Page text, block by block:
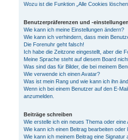
Wozu ist die Funktion „Alle Cookies
Benutzerpräferenzen und -einstellungen
Wie kann ich meine Einstellungen ändern?
Wie kann ich verhindern, dass mein
Die Forenuhr geht falsch!
Ich habe die Zeitzone eingestellt, aber die
Meine Sprache steht auf diesem Board
Was sind das für Bilder, die bei meinem
Wie verwende ich einen Avatar?
Was ist mein Rang und wie kann ich ihn
Wenn ich bei einem Benutzer auf den E-
anzumelden.
Beiträge schreiben
Wie erstelle ich ein neues Thema oder eine
Wie kann ich einen Beitrag bearbeiten oder
Wie kann ich meinem Beitrag eine Signatur